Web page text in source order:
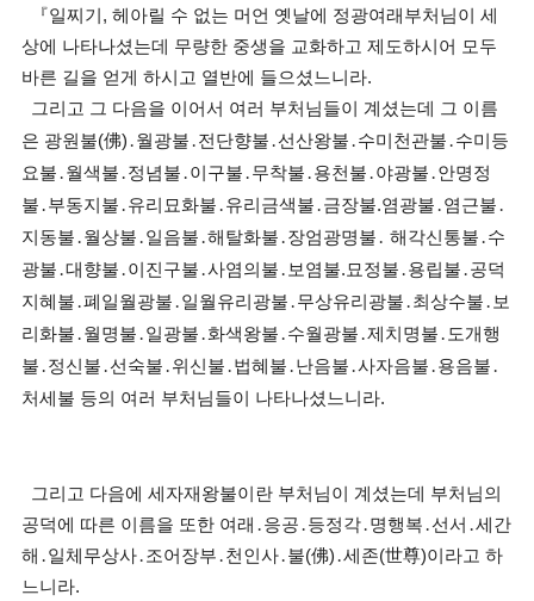
『일찌기, 헤아릴 수 없는 머언 옛날에 정광여래부처님이 세
상에 나타나셨는데 무량한 중생을 교화하고 제도하시어 모두
바른 길을 얻게 하시고 열반에 들으셨느니라.
그리고 그 다음을 이어서 여러 부처님들이 계셨는데 그 이름
은 광원불(佛)․월광불․전단향불․선산왕불․수미천관불․수미등
요불․월색불․정념불․이구불․무착불․용천불․야광불․안명정
불․부동지불․유리묘화불․유리금색불․금장불.염광불․염근불․
지동불․월상불․일음불․해탈화불․장엄광명불․ 해각신통불․수
광불․대향불․이진구불․사염의불․보염불.묘정불․용립불․공덕
지혜불․폐일월광불․일월유리광불․무상유리광불․최상수불․보
리화불․월명불․일광불․화색왕불․수월광불․제치명불․도개행
불․정신불․선숙불․위신불․법혜불․난음불․사자음불․용음불․
처세불 등의 여러 부처님들이 나타나셨느니라.
그리고 다음에 세자재왕불이란 부처님이 계셨는데 부처님의
공덕에 따른 이름을 또한 여래․응공․등정각․명행복․선서․세간
해․일체무상사․조어장부․천인사․불(佛)․세존(世尊)이라고 하
느니라.